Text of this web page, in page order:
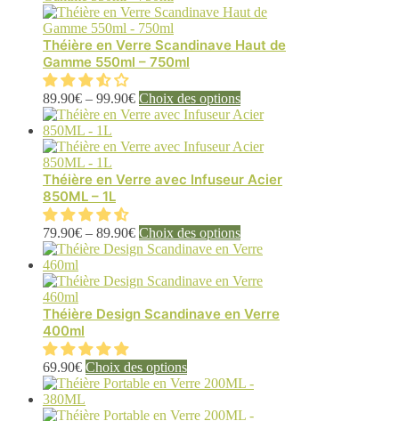
Théière en Verre Scandinave Haut de
Gamme 550ml – 750ml
89.90€ – 99.90€ Choix des optionsCe
produit
plusieurs
Les
être
choisies
sur
la
page
du
produit
Théière en Verre avec Infuseur Acier
850ML – 1L
79.90€ – 89.90€ Choix des optionsCe
produit
plusieurs
Les
choisies
sur
la
Théière Design Scandinave en Verre
400ml
69.90€ Choix des optionsCe
produit
plusieurs